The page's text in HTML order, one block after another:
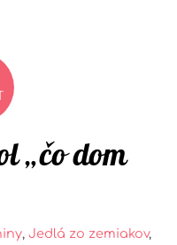
„čo dom
,Jedlá zo zemiakov,